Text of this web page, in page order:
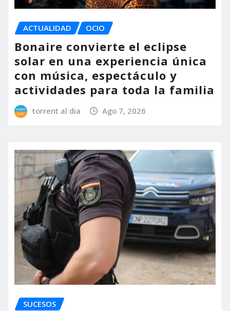
ACTUALIDAD OCIO
Bonaire convierte el eclipse
solar en una experiencia única
con música, espectáculo y
actividades para toda la familia
torrent al dia Ago 7, 2026
SUCESOS